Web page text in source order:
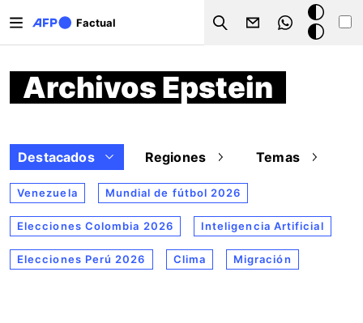
Factual
Search
Modo
oscuro
Archivos Epstein
Destacados Regiones Temas
Venezuela Mundial de fútbol 2026
Elecciones Colombia 2026 Inteligencia Artificial
Elecciones Perú 2026 Clima Migración